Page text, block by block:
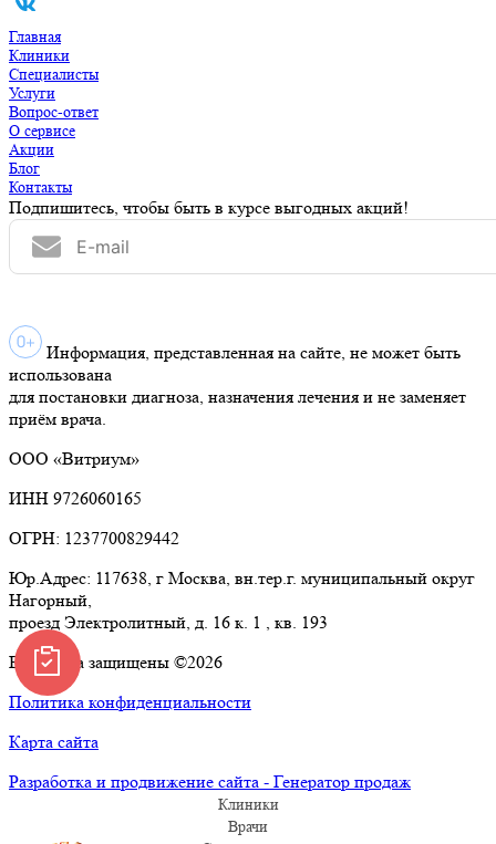
Главная
Клиники
Специалисты
Услуги
Вопрос-ответ
О сервисе
Акции
Блог
Контакты
Подпишитесь, чтобы быть в курсе выгодных акций!
Информация, представленная на сайте, не может быть
использована
для постановки диагноза, назначения лечения и не заменяет
приём врача.
ООО «Витриум»
ИНН 9726060165
ОГРН: 1237700829442
Юр.Адрес: 117638, г Москва, вн.тер.г. муниципальный округ
Нагорный,
проезд Электролитный, д. 16 к. 1 , кв. 193
Все права защищены ©2026
Политика конфиденциальности
Карта сайта
Разработка и продвижение сайта - Генератор продаж
Клиники
Врачи